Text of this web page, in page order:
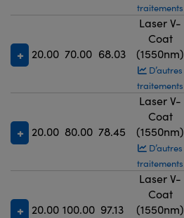
traitements
20.00 70.00 68.03
Laser V-
Coat
(1550nm)
D’autres
traitements
20.00 80.00 78.45
Laser V-
Coat
(1550nm)
D’autres
traitements
20.00 100.00 97.13
Laser V-
Coat
(1550nm)